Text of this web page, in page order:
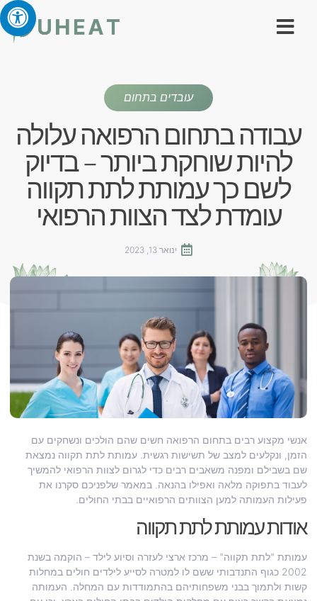
עובדים בתחום
עבודה בתחום הרפואה עלולה
להיות שוחקת ביותר – בדיוק
לשם כך עמותת לתת תקווה
עומדת לצד הצוות הרפואי
ינואר 13, 2023
אנשי מקצוע רבים בתחום הרפואה חשים שהם הולכים ונשחקים עם
הזמן, ונקלעים למצב של תשישות רגשית. עמותת לתת תקווה נמצאת
שם בשבילם ומפנה משאבים רבים כדי לגרום לצוות הרפואי להמשיך
לעבוד בתפוקה מלאה ואפילו בהנאה. במאמר שלפניכם סקרנו את
פעילות העמותה למען הצוותים הרפואיים בבתי החולים.
אודות עמותת לתת תקווה
עמותת "לתת תקווה" – מרכז ארצי לעזרה וסיוע לילד – הוקמה בשנת
2002 כגוף התנדבותי ששם לו למטרה לסייע לילדים חולים במחלות
קשות ולתמוך בבני משפחותיהם בהתמודדות עם המחלה. העמותה